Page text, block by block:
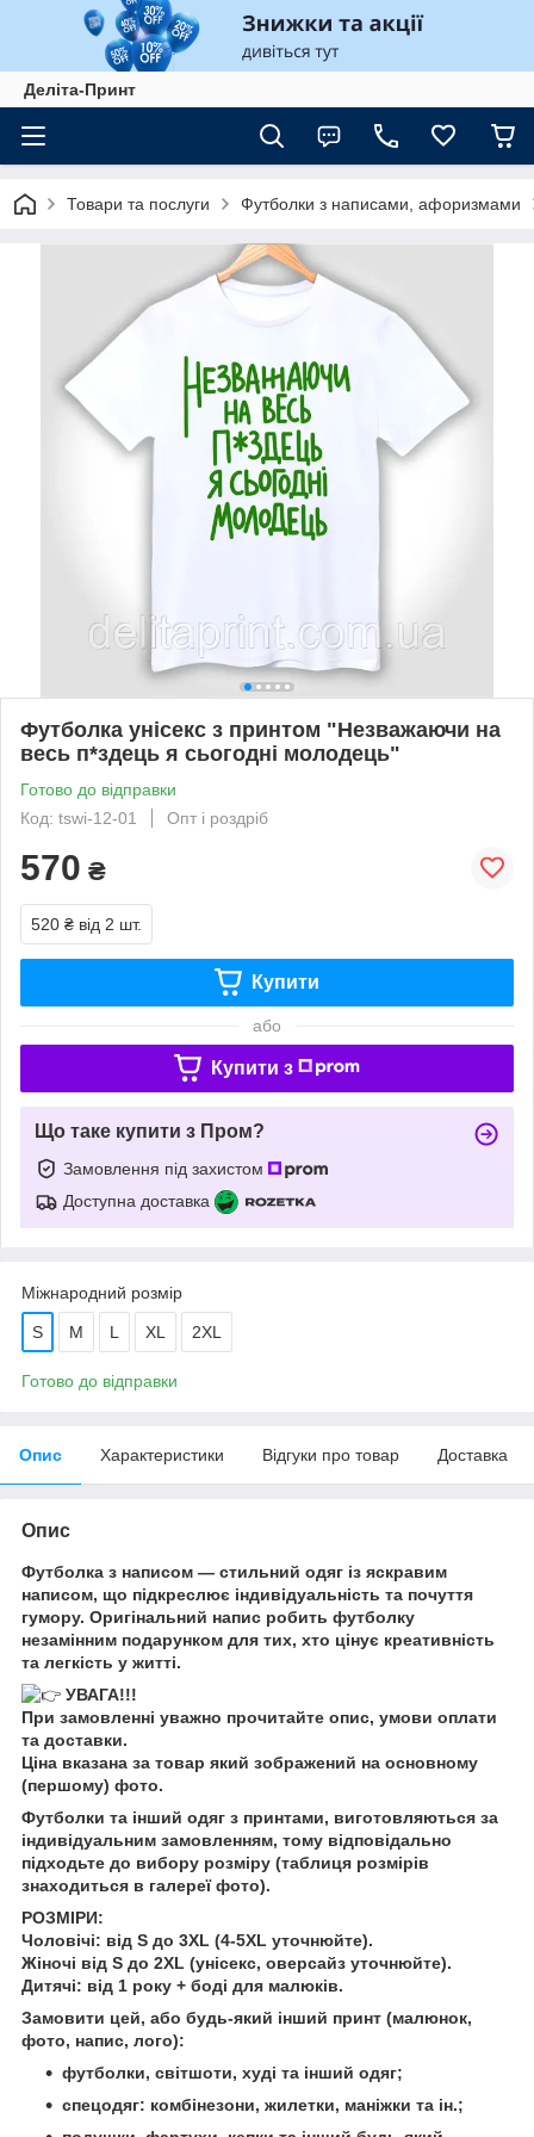
Деліта-Принт
Товари та послуги Футболки з написами, афоризмами
Футболка унісекс з принтом "Незважаючи на
весь п*здець я сьогодні молодець"
Готово до відправки
Код: tswi-12-01
Опт і роздріб
570 ₴
520 ₴ від 2 шт.
Купити
або
Купити з
Що таке купити з Пром?
Замовлення під захистом
Доступна доставка
Міжнародний розмір
S M L XL 2XL
Готово до відправки
Опис Характеристики Відгуки про товар Доставка
Опис
Футболка з написом — стильний одяг із яскравим
написом, що підкреслює індивідуальність та почуття
гумору. Оригінальний напис робить футболку
незамінним подарунком для тих, хто цінує креативність
та легкість у житті.
УВАГА!!!
При замовленні уважно прочитайте опис, умови оплати
та доставки.
Ціна вказана за товар який зображений на основному
(першому) фото.
Футболки та інший одяг з принтами, виготовляються за
індивідуальним замовленням, тому відповідально
підходьте до вибору розміру (таблиця розмірів
знаходиться в галереї фото).
РОЗМІРИ:
Чоловічі: від S до 3XL (4-5XL уточнюйте).
Жіночі від S до 2XL (унісекс, оверсайз уточнюйте).
Дитячі: від 1 року + боді для малюків.
Замовити цей, або будь-який інший принт (малюнок,
фото, напис, лого):
футболки, світшоти, худі та інший одяг;
спецодяг: комбінезони, жилетки, маніжки та ін.;